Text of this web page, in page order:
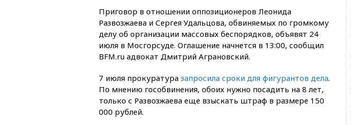
Приговор в отношении оппозиционеров Леонида
Развозжаева и Сергея Удальцова, обвиняемых по громкому
делу об организации массовых беспорядков, объявят 24
июля в Мосгорсуде. Оглашение начнется в 13:00, сообщил
BFM.ru адвокат Дмитрий Аграновский.
7 июля прокуратура запросила сроки для фигурантов дела.
По мнению гособвинения, обоих нужно посадить на 8 лет,
только с Развозжаева еще взыскать штраф в размере 150
000 рублей.